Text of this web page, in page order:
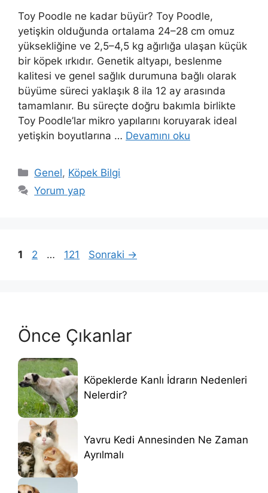
Toy Poodle ne kadar büyür? Toy Poodle,
yetişkin olduğunda ortalama 24–28 cm omuz
yüksekliğine ve 2,5–4,5 kg ağırlığa ulaşan küçük
bir köpek ırkıdır. Genetik altyapı, beslenme
kalitesi ve genel sağlık durumuna bağlı olarak
büyüme süreci yaklaşık 8 ila 12 ay arasında
tamamlanır. Bu süreçte doğru bakımla birlikte
Toy Poodle’lar mikro yapılarını koruyarak ideal
yetişkin boyutlarına … Devamını oku
Kategoriler
Genel, Köpek Bilgi
Yorum yap
Sayfa
1 Sayfa
2 … Sayfa
121 Sonraki →
Önce Çıkanlar
Köpeklerde Kanlı İdrarın Nedenleri
Nelerdir?
Yavru Kedi Annesinden Ne Zaman
Ayrılmalı